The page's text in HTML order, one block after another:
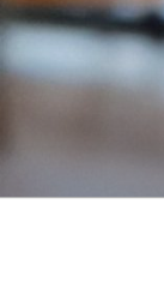
Zum
Inhalt
springen